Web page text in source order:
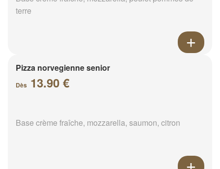
terre
Pizza norvegienne senior
Dès 13.90 €
Base crème fraîche, mozzarella, saumon, citron